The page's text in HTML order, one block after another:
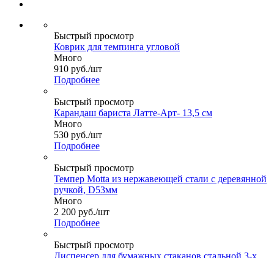
Быстрый просмотр
Коврик для темпинга угловой
Много
910 руб./шт
Подробнее
Быстрый просмотр
Карандаш бариста Латте-Арт- 13,5 см
Много
530 руб./шт
Подробнее
Быстрый просмотр
Темпер Motta из нержавеющей стали с деревянной
ручкой, D53мм
Много
2 200 руб./шт
Подробнее
Быстрый просмотр